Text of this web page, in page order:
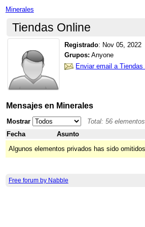
Minerales
Tiendas Online
Registrado: Nov 05, 2022
Grupos: Anyone
Enviar email a Tiendas
Mensajes en Minerales
Mostrar
Total: 56 elementos
Fecha
Asunto
Algunos elementos privados has sido
Free forum by Nabble